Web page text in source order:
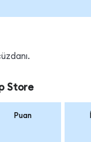
Store
Puan